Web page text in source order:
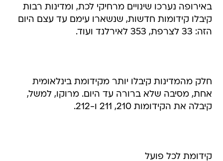
באירופה נערכו שינויים מרחיקי לכת, ומדינות רבות
קיבלו קידומות חדשות, שנשארו עימם עד עצם היום
הזה: 33 לצרפת, 353 לאירלנד ועוד.
חלק מהמדינות קיבלו יותר מקידומת בינלאומית
אחת, מסיבה שלא ברורה עד היום. מרוקו, למשל,
קיבלה את הקידומות 210, 211 ו-212.
קידומת לכל פועל